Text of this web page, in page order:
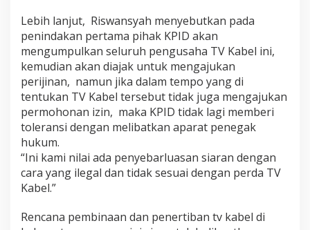
Lebih lanjut, Riswansyah menyebutkan pada
penindakan pertama pihak KPID akan
mengumpulkan seluruh pengusaha TV Kabel ini,
kemudian akan diajak untuk mengajukan
perijinan, namun jika dalam tempo yang di
tentukan TV Kabel tersebut tidak juga mengajukan
permohonan izin, maka KPID tidak lagi memberi
toleransi dengan melibatkan aparat penegak
hukum.
“Ini kami nilai ada penyebarluasan siaran dengan
cara yang ilegal dan tidak sesuai dengan perda TV
Kabel.”
Rencana pembinaan dan penertiban tv kabel di